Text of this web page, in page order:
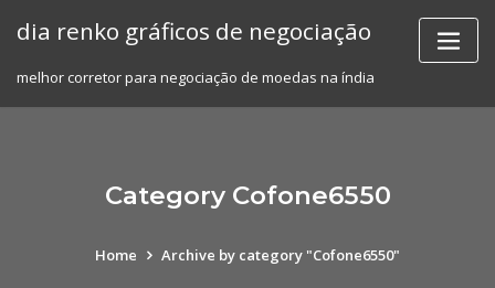
dia renko gráficos de negociação
melhor corretor para negociação de moedas na índia
Category Cofone6550
Home Archive by category "Cofone6550"